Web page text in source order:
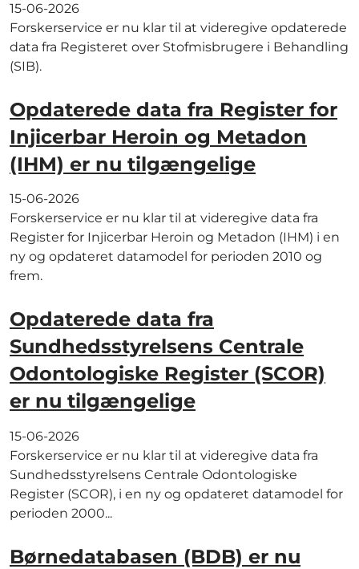
15-06-2026
Forskerservice er nu klar til at videregive opdaterede
data fra Registeret over Stofmisbrugere i Behandling
(SIB).
Opdaterede data fra Register for
Injicerbar Heroin og Metadon
(IHM) er nu tilgængelige
15-06-2026
Forskerservice er nu klar til at videregive data fra
Register for Injicerbar Heroin og Metadon (IHM) i en
ny og opdateret datamodel for perioden 2010 og
frem.
Opdaterede data fra
Sundhedsstyrelsens Centrale
Odontologiske Register (SCOR)
er nu tilgængelige
15-06-2026
Forskerservice er nu klar til at videregive data fra
Sundhedsstyrelsens Centrale Odontologiske
Register (SCOR), i en ny og opdateret datamodel for
perioden 2000...
Børnedatabasen (BDB) er nu